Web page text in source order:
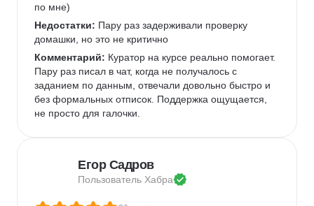
по мне)
Недостатки: Пару раз задерживали проверку
домашки, но это не критично
Комментарий: Куратор на курсе реально помогает.
Пару раз писал в чат, когда не получалось с
заданием по данным, отвечали довольно быстро и
без формальных отписок. Поддержка ощущается,
не просто для галочки.
Егор Садров
Пользователь Хабра